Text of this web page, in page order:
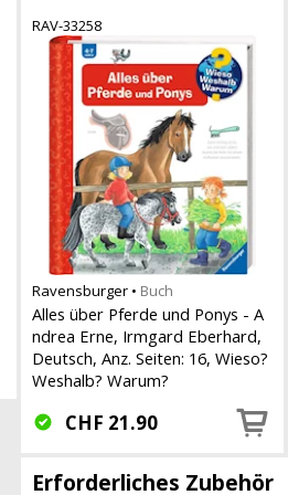
RAV-33258
Ravensburger • Buch
Alles über Pferde und Ponys - A
ndrea Erne, Irmgard Eberhard,
Deutsch, Anz. Seiten: 16, Wieso?
Weshalb? Warum?
CHF 21.90
Erforderliches Zubehör